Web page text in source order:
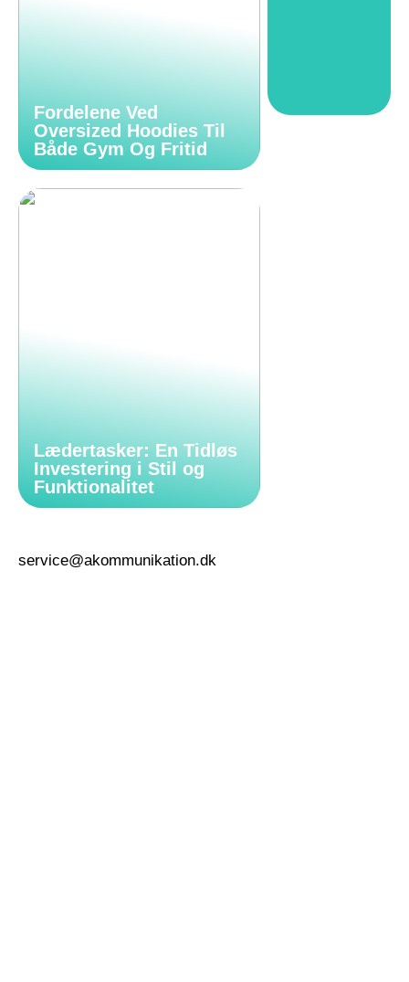
Fordelene Ved
Oversized Hoodies Til
Både Gym Og Fritid
Lædertasker: En Tidløs
Investering i Stil og
Funktionalitet
service@akommunikation.dk